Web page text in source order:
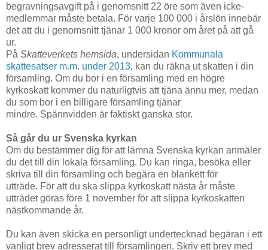
begravningsavgift på i genomsnitt 22 öre som även icke-
medlemmar måste betala. För varje 100 000 i årslön innebär
det att du i genomsnitt tjänar 1 000 kronor om året på att gå
ur.
På Skatteverkets hemsida, undersidan Kommunala
skattesatser m.m. under 2013, kan du räkna ut skatten i din
församling. Om du bor i en församling med en högre
kyrkoskatt kommer du naturligtvis att tjäna ännu mer, medan
du som bor i en billigare församling tjänar
mindre. Spännvidden är faktiskt ganska stor.
Så går du ur Svenska kyrkan
Om du bestämmer dig för att lämna Svenska kyrkan anmäler
du det till din lokala församling. Du kan ringa, besöka eller
skriva till din församling och begära en blankett för
utträde. För att du ska slippa kyrkoskatt nästa år måste
utträdet göras före 1 november för att slippa kyrkoskatten
nästkommande år.
Du kan även skicka en personligt undertecknad begäran i ett
vanligt brev adresserat till församlingen. Skriv ett brev med